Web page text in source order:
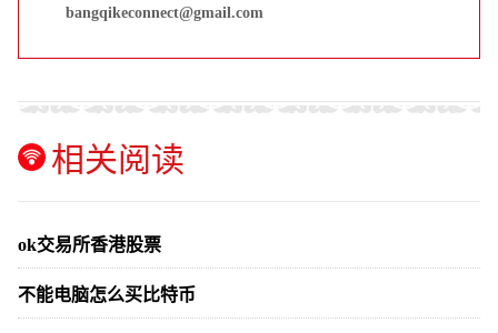
bangqikeconnect@gmail.com
相关阅读
ok交易所香港股票
不能电脑怎么买比特币